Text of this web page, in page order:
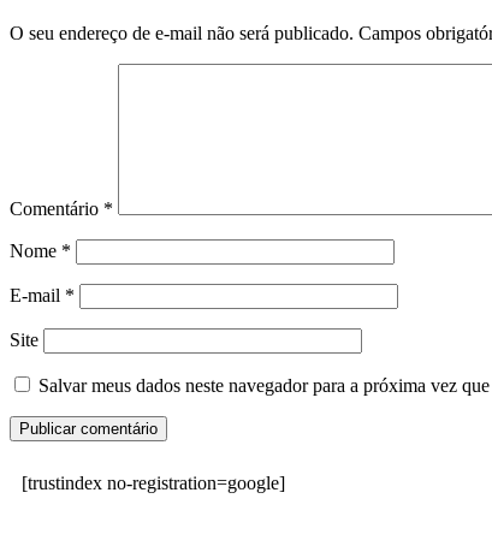
O seu endereço de e-mail não será publicado. Campos
Comentário *
Nome *
E-mail *
Site
Salvar meus dados neste navegador para a próxima vez
[trustindex no-registration=google]